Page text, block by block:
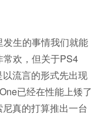
生的事情我们就能
欢，但关于PS4
流言的形式先出现
已经在性能上矮了
真的打算推出一台